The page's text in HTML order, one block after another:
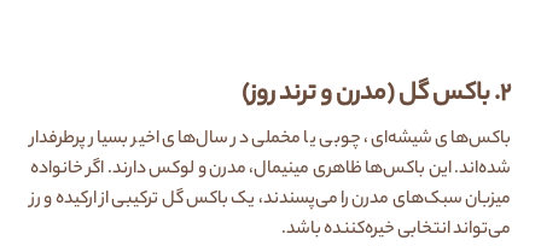
۲. باکس گل (مدرن و ترند روز)
باکس‌های شیشه‌ای، چوبی یا مخملی در سال‌های اخیر بسیار پرطرفدار
شده‌اند. این باکس‌ها ظاهری مینیمال، مدرن و لوکس دارند. اگر خانواده
میزبان سبک‌های مدرن را می‌پسندند، یک باکس گل ترکیبی از ارکیده و رز
می‌تواند انتخابی خیره‌کننده باشد.